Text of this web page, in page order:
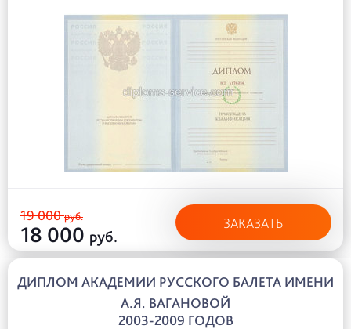
19 000руб.
18 000 руб.
ЗАКАЗАТЬ
ДИПЛОМ АКАДЕМИИ РУССКОГО БАЛЕТА ИМЕНИ
А.Я. ВАГАНОВОЙ
2003-2009 ГОДОВ